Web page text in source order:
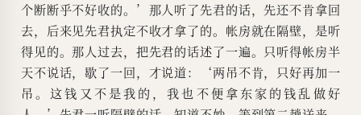
个断断乎不好收的。’那人听了先君的话，先还不肯拿回
去，后来见先君执定不收才拿了的。帐房就在隔壁，是听
得见的。那人过去，把先君的话述了一遍。只听得帐房半
天不说话，歇了一回，才说道：‘两吊不肯，只好再加一
吊。这钱又不是我的，我也不便拿东家的钱乱做好